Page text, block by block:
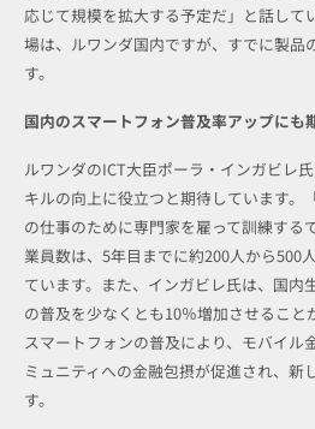
応じて規模を拡大する予定だ」と話して
場は、ルワンダ国内ですが、すでに製品
す。
国内のスマートフォン普及率アップにも
ルワンダのICT大臣ポーラ・インガビレ
キルの向上に役立つと期待しています。
の仕事のために専門家を雇って訓練する
業員数は、5年目までに約200人から500
ています。また、インガビレ氏は、国内
の普及を少なくとも10％増加させること
スマートフォンの普及により、モバイル
ミュニティへの金融包摂が促進され、新
す。